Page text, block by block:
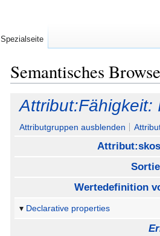
Semantisches
Navigation
springen
Suche
springen
Attribut:Fähigkeit:
Attributgruppen ausblenden
Wertedefinition
Declarative properties
Spezialseite